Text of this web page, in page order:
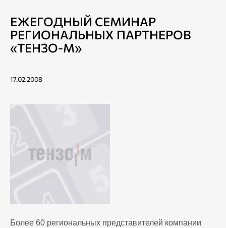
ЕЖЕГОДНЫЙ СЕМИНАР
РЕГИОНАЛЬНЫХ ПАРТНЕРОВ
«ТЕНЗО-М»
17.02.2008
Более 60 региональных представителей компании